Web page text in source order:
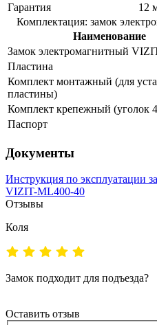
Гарантия
12
Комплектация: замок
Наименование
Замок электромагнитный
Пластина
Комплект монтажный (для
пластины)
Комплект крепежный (уголок
Паспорт
Документы
Инструкция по эксплуатации
VIZIT-ML400-40
Отзывы
Коля
Замок подходит для подъезда?
Оставить отзыв